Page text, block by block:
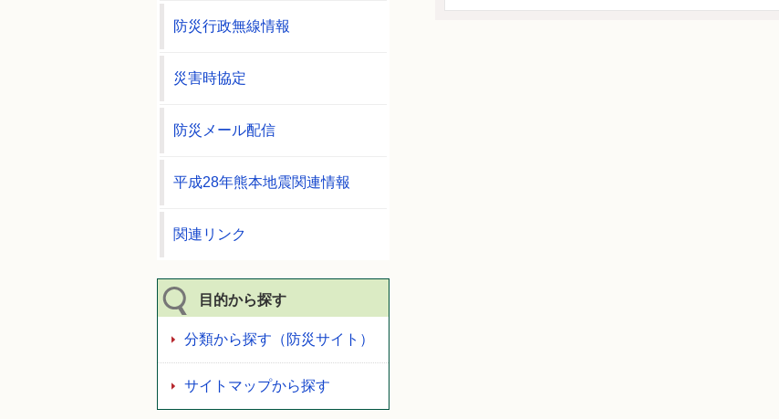
防災行政無線情報
災害時協定
防災メール配信
平成28年熊本地震関連情報
関連リンク
目的から探す
分類から探す（防災サイト）
サイトマップから探す